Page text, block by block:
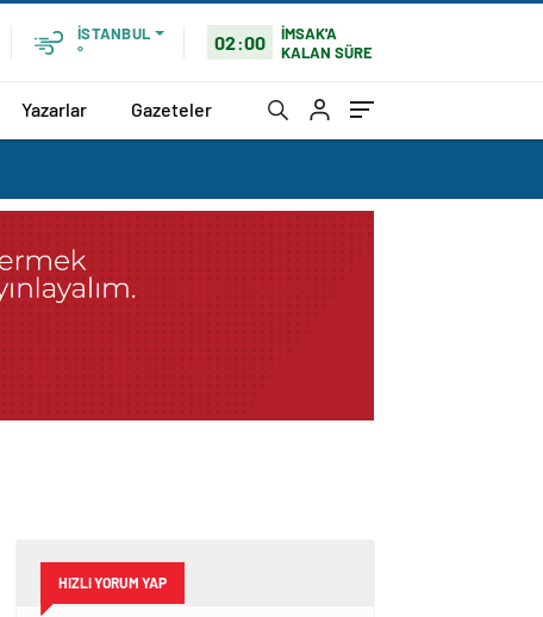
İSTANBUL
°
02:00
İMSAK'A
KALAN SÜRE
Yazarlar Gazeteler
HIZLI YORUM YAP